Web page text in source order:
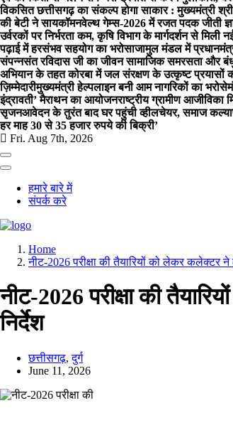
विकसित छत्तीसगढ़ का संकल्प होगा साकार : मुख्यमंत्री
की बेटी ने सायकॉमनवेल्थ गेम्स-2026 में रजत पदक जीती
उर्वरकों पर निर्भरता कम, कृषि विभाग के मार्गदर्शन से मिली
पढ़ाई में हरसंभव सहयोग का भरोसाजामुल मंडल में
संपन्नसंत रविदास जी का जीवन सामाजिक समरसता और
अभियान के तहत कोरबा में जल संरक्षण के उत्कृष्ट प्रयासों
ज़िम्मेदारीमुख्यमंत्री हेल्पलाइन बनी आम नागरिकों का
इंद्रावती’ मैराथन का आयोजनराष्ट्रीय ग्रामीण
सृजनआवेदन के तुरंत बाद घर पहुंची व्हीलचेयर, समाज
हर माह 30 से 35 हजार रुपये की बिक्री’
Fri. Aug 7th, 2026
हमारे बारे में
संपर्क करे
Home
नीट-2026 परीक्षा की तैयारियों को लेकर कलेक्टर
नीट-2026 परीक्षा की
निर्देश
छत्तीसगढ़,दुर्ग
June 11, 2026